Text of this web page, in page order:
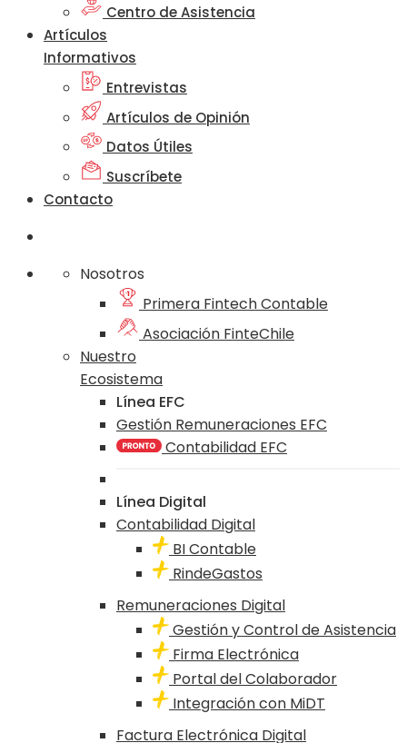
Centro de Asistencia
Artículos
Informativos
Entrevistas
Artículos de Opinión
Datos Útiles
Suscríbete
Contacto
Nosotros
Primera Fintech Contable
Asociación FinteChile
Nuestro
Ecosistema
Línea EFC
Gestión Remuneraciones EFC
Contabilidad EFC
Línea Digital
Contabilidad Digital
BI Contable
RindeGastos
Remuneraciones Digital
Gestión y Control de Asistencia
Firma Electrónica
Portal del Colaborador
Integración con MiDT
Factura Electrónica Digital